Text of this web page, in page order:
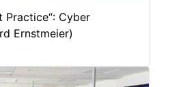
Practice“: Cyber
Ernstmeier)